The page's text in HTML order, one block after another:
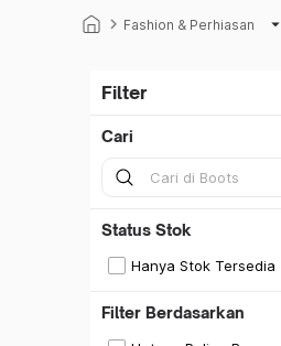
keyboard_arrow_right Fashion & Perhiasan arrow_drop_down
Filter
Cari
Status Stok
Hanya Stok Tersedia
Filter Berdasarkan